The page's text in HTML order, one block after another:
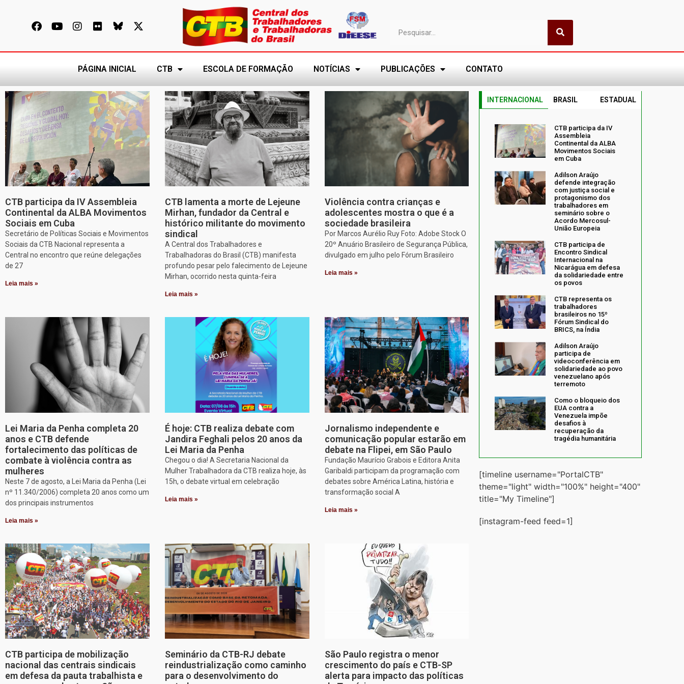
PÁGINA INICIAL CTB ESCOLA DE FORMAÇÃO NOTÍCIAS PUBLICAÇÕES CONTATO
CTB participa da IV Assembleia
Continental da ALBA Movimentos
Sociais em Cuba
Secretário de Políticas Sociais e Movimentos
Sociais da CTB Nacional representa a
Central no encontro que reúne delegações
de 27
Leia mais »
CTB lamenta a morte de Lejeune
Mirhan, fundador da Central e
histórico militante do movimento
sindical
A Central dos Trabalhadores e
Trabalhadoras do Brasil (CTB) manifesta
profundo pesar pelo falecimento de Lejeune
Mirhan, ocorrido nesta quinta-feira
Leia mais »
Violência contra crianças e
adolescentes mostra o que é a
sociedade brasileira
Por Marcos Aurélio Ruy Foto: Adobe Stock O
20º Anuário Brasileiro de Segurança Pública,
divulgado em julho pelo Fórum Brasileiro
Leia mais »
Lei Maria da Penha completa 20
anos e CTB defende
fortalecimento das políticas de
combate à violência contra as
mulheres
Neste 7 de agosto, a Lei Maria da Penha (Lei
nº 11.340/2006) completa 20 anos como um
dos principais instrumentos
Leia mais »
É hoje: CTB realiza debate com
Jandira Feghali pelos 20 anos da
Lei Maria da Penha
Chegou o dia! A Secretaria Nacional da
Mulher Trabalhadora da CTB realiza hoje, às
15h, o debate virtual em celebração
Leia mais »
Jornalismo independente e
comunicação popular estarão em
debate na Flipei, em São Paulo
Fundação Maurício Grabois e Editora Anita
Garibaldi participam da programação com
debates sobre América Latina, história e
transformação social A
Leia mais »
CTB participa de mobilização
nacional das centrais sindicais
em defesa da pauta trabalhista e
Seminário da CTB-RJ debate
reindustrialização como caminho
para o desenvolvimento do
São Paulo registra o menor
crescimento do país e CTB-SP
alerta para impacto das políticas
INTERNACIONAL BRASIL ESTADUAL
CTB participa da IV
Assembleia
Continental da ALBA
Movimentos Sociais
em Cuba
Adilson Araújo
defende integração
com justiça social e
protagonismo dos
trabalhadores em
seminário sobre o
Acordo Mercosul-
União Europeia
CTB participa de
Encontro Sindical
Internacional na
Nicarágua em defesa
da solidariedade entre
os povos
CTB representa os
trabalhadores
brasileiros no 15º
Fórum Sindical do
BRICS, na Índia
Adilson Araújo
participa de
videoconferência em
solidariedade ao povo
venezuelano após
terremoto
Como o bloqueio dos
EUA contra a
Venezuela impõe
desafios à
recuperação da
tragédia humanitária
[timeline username="PortalCTB"
theme="light" width="100%" height="400"
title="My Timeline"]
[instagram-feed feed=1]